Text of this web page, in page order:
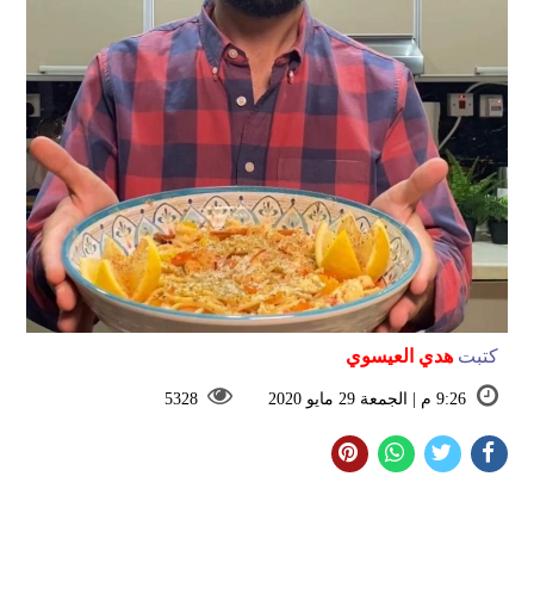
كتبت هدي العيسوي
9:26 م | الجمعة 29 مايو 2020 5328